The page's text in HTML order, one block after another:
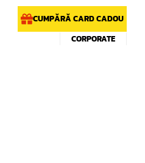
CUMPĂRĂ CARD CADOU
CORPORATE